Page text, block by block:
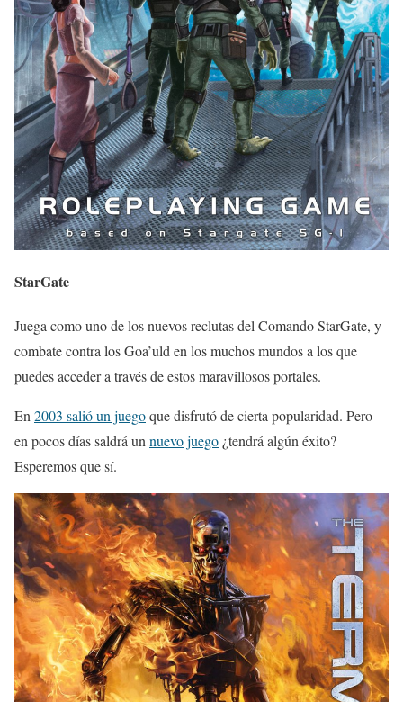
StarGate
Juega como uno de los nuevos reclutas del Comando StarGate, y
combate contra los Goa’uld en los muchos mundos a los que
puedes acceder a través de estos maravillosos portales.
En2003 salió un juegoque disfrutó de cierta popularidad. Pero
en pocos días saldrá unnuevo juego¿tendrá algún éxito?
Esperemos que sí.